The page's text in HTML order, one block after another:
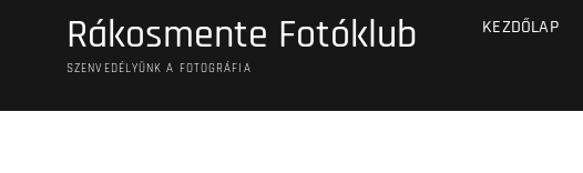
Rákosmente Fotóklub
SZENVEDÉLYÜNK A FOTOGRÁFIA
KEZDŐLAP